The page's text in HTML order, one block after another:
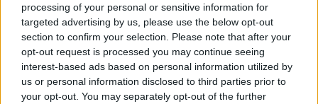
processing of your personal or sensitive information for
targeted advertising by us, please use the below opt-out
section to confirm your selection. Please note that after your
opt-out request is processed you may continue seeing
interest-based ads based on personal information utilized by
us or personal information disclosed to third parties prior to
your opt-out. You may separately opt-out of the further